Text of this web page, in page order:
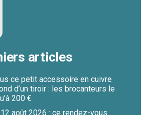
articles
ce petit accessoire en cuivre
d’un tiroir : les brocanteurs le
200 €
août 2026 : ce rendez-vous